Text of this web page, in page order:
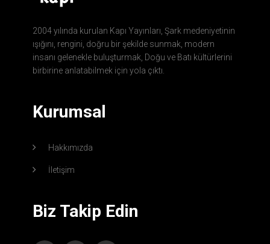
2004 yılında kurulan Kapı Yayınları, Şark medeniyetinin
ışığını, rengini, doğru bir şekilde sunmak, modern
insanı gelenekle buluşturmak, Doğu ve Batı kültürlerini
birbirine anlatabilmek için yola çıktı.
Kurumsal
Hakkımızda
İletişim
Biz Takip Edin